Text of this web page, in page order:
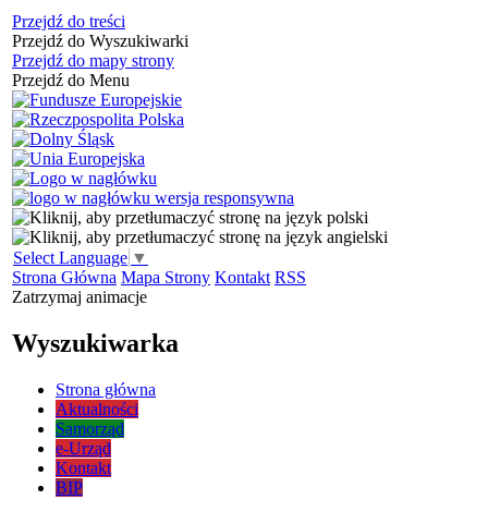
Przejdź do treści
Przejdź do Wyszukiwarki
Przejdź do mapy strony
Przejdź do Menu
Select Language ▼
Strona Główna Mapa Strony Kontakt RSS
Zatrzymaj animacje
Wyszukiwarka
Strona główna
Aktualności
Samorząd
e-Urząd
Kontakt
BIP